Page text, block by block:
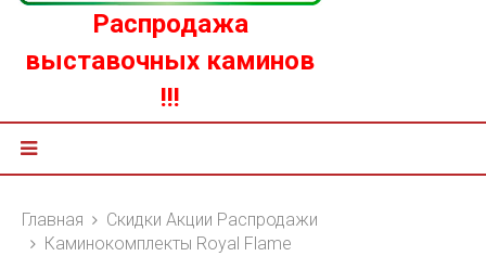
Распродажа
выставочных каминов
!!!
Главная
Скидки Акции Распродажи
Каминокомплекты Royal Flame